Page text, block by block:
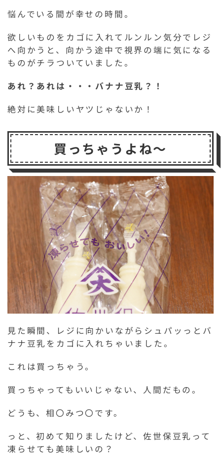
悩んでいる間が幸せの時間。
欲しいものをカゴに入れてルンルン気分でレジ
へ向かうと、向かう途中で視界の端に気になる
ものがチラついていました。
あれ？あれは・・・バナナ豆乳？！
絶対に美味しいヤツじゃないか！
買っちゃうよね～
見た瞬間、レジに向かいながらシュパッっとバ
ナナ豆乳をカゴに入れちゃいました。
これは買っちゃう。
買っちゃってもいいじゃない、人間だもの。
どうも、相〇みつ〇です。
っと、初めて知りましたけど、佐世保豆乳って
凍らせても美味しいの？